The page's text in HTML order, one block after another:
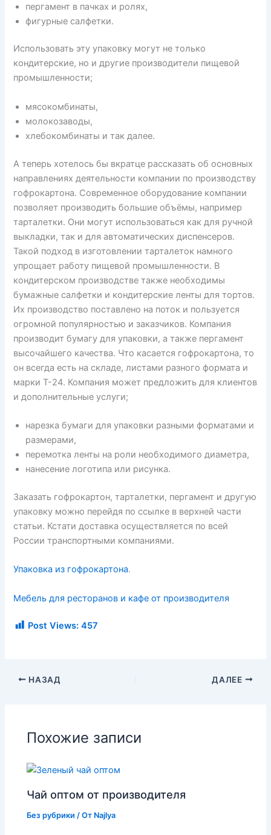
пергамент в пачках и ролях,
фигурные салфетки.
Использовать эту упаковку могут не только
кондитерские, но и другие производители пищевой
промышленности;
мясокомбинаты,
молокозаводы,
хлебокомбинаты и так далее.
А теперь хотелось бы вкратце рассказать об основных
направлениях деятельности компании по производству
гофрокартона. Современное оборудование компании
позволяет производить большие объёмы, например
тарталетки. Они могут использоваться как для ручной
выкладки, так и для автоматических диспенсеров.
Такой подход в изготовлении тарталеток намного
упрощает работу пищевой промышленности. В
кондитерском производстве также необходимы
бумажные салфетки и кондитерские ленты для тортов.
Их производство поставлено на поток и пользуется
огромной популярностью и заказчиков. Компания
производит бумагу для упаковки, а также пергамент
высочайшего качества. Что касается гофрокартона, то
он всегда есть на складе, листами разного формата и
марки Т-24. Компания может предложить для клиентов
и дополнительные услуги;
нарезка бумаги для упаковки разными форматами и
размерами,
перемотка ленты на роли необходимого диаметра,
нанесение логотипа или рисунка.
Заказать гофрокартон, тарталетки, пергамент и другую
упаковку можно перейдя по ссылке в верхней части
статьи. Кстати доставка осуществляется по всей
России транспортными компаниями.
Упаковка из гофрокартона.
Мебель для ресторанов и кафе от производителя
Post Views: 457
НАЗАД ДАЛЕЕ
Похожие записи
Чай оптом от производителя
Без рубрики / От Najlya